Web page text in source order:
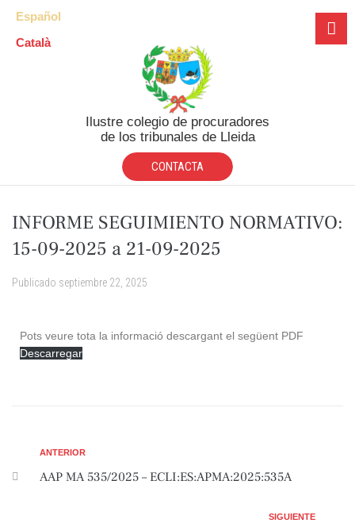
Español
Català
Ilustre colegio de procuradores
de los tribunales de Lleida
CONTACTA
INFORME SEGUIMIENTO NORMATIVO:
15-09-2025 a 21-09-2025
Publicado septiembre 22, 2025
Pots veure tota la informació descargant el següent PDF
Descarregar
ANTERIOR
AAP MA 535/2025 – ECLI:ES:APMA:2025:535A
SIGUIENTE